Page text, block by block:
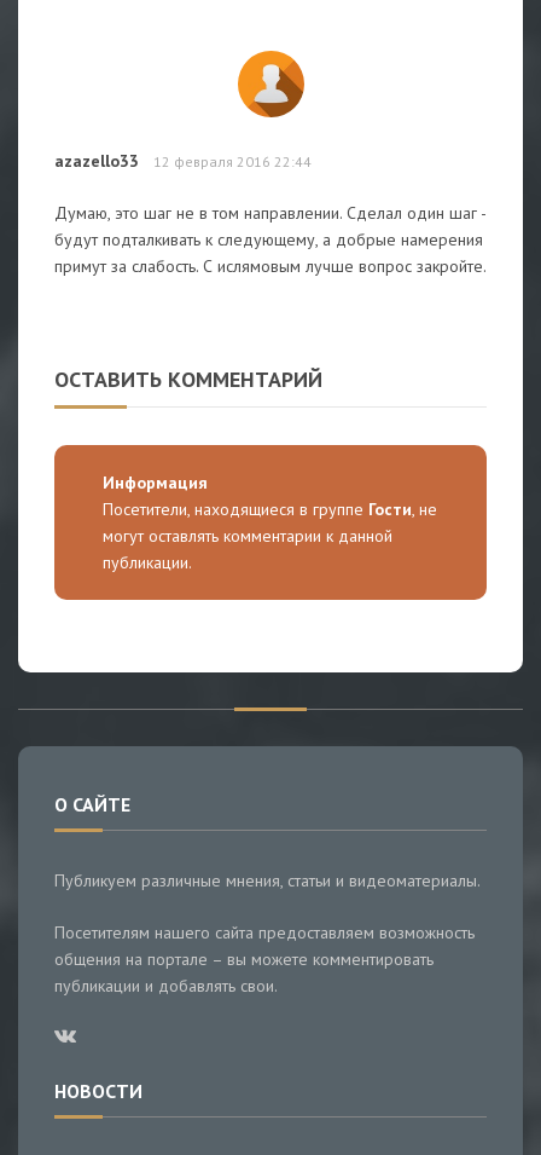
azazello33 12 февраля 2016 22:44
Думаю, это шаг не в том направлении. Сделал один шаг -
будут подталкивать к следующему, а добрые намерения
примут за слабость. С ислямовым лучше вопрос закройте.
ОСТАВИТЬ КОММЕНТАРИЙ
Информация
Посетители, находящиеся в группе Гости, не
могут оставлять комментарии к данной
публикации.
О САЙТЕ
Публикуем различные мнения, статьи и видеоматериалы.
Посетителям нашего сайта предоставляем возможность
общения на портале – вы можете комментировать
публикации и добавлять свои.
НОВОСТИ